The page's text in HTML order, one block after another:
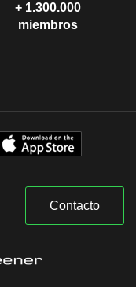
+ 1.300.000
miembros
Contacto